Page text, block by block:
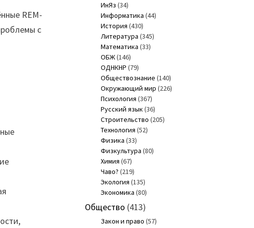
REM-
с
ИнЯз (34)
Информатика (44)
История (430)
Литература (345)
Математика (33)
ОБЖ(146)
ОДНКНР (79)
Обществознание (140)
Окружающий мир (226)
Психология (367)
Русский язык(36)
Строительство (205)
Технология (52)
Физика (33)
Физкультура (80)
Химия (67)
Чаво? (219)
Экология (135)
Экономика (80)
Общество (413)
Закон и право (57)